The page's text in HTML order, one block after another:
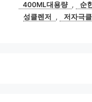
400ML대용량 , 순
성클렌저
, 저자극